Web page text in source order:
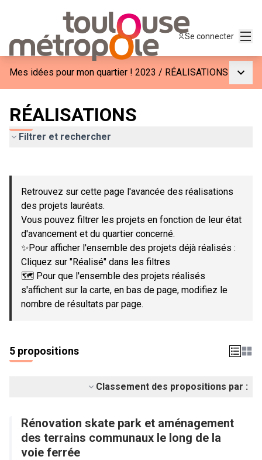
Se connecter
Mes idées pour mon quartier ! 2023 / RÉALISATIONS
RÉALISATIONS
Filtrer et rechercher
−
Retrouvez sur cette page l'avancée des réalisations
des projets lauréats.
Vous pouvez filtrer les projets en fonction de leur état
d'avancement et du quartier concerné.
✨Pour afficher l'ensemble des projets déjà réalisés :
Cliquez sur "Réalisé" dans les filtres
🗺️ Pour que l'ensemble des projets réalisés
s'affichent sur la carte, en bas de page, modifiez le
nombre de résultats par page.
5 propositions
Classement des propositions par :
Rénovation skate park et aménagement
des terrains communaux le long de la
voie ferrée